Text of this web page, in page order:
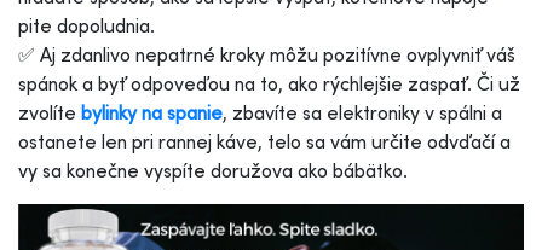
pite dopoludnia.
✅ Aj zdanlivo nepatrné kroky môžu pozitívne ovplyvniť váš
spánok a byť odpoveďou na to, ako rýchlejšie zaspať. Či už
zvolíte bylinky na spanie, zbavíte sa elektroniky v spálni a
ostanete len pri rannej káve, telo sa vám určite odvďačí a
vy sa konečne vyspíte doružova ako bábätko.